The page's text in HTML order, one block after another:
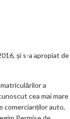
și s-a apropiat de
a
cea mai mare
comercianților auto,